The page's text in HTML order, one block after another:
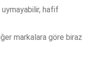
hafif
markalara göre biraz